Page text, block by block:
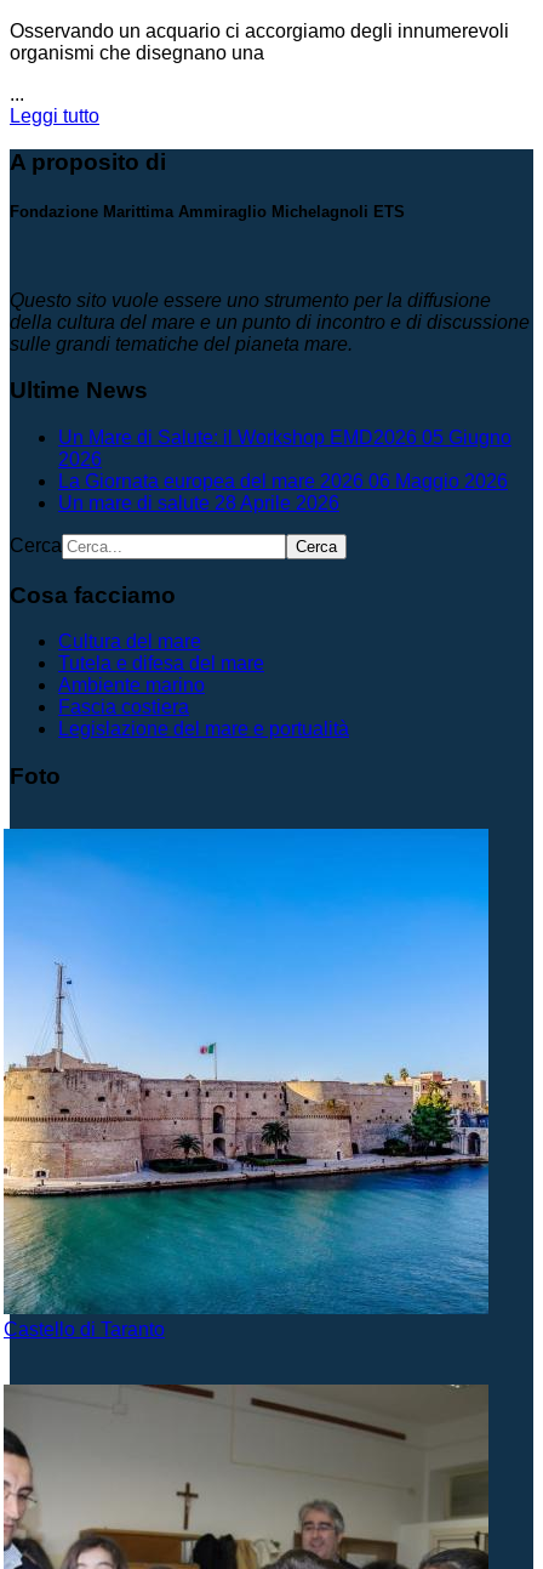
Osservando un acquario ci accorgiamo degli innumerevoli
organismi che disegnano una
...
Leggi tutto
A proposito di
Fondazione Marittima Ammiraglio Michelagnoli ETS
Questo sito vuole essere uno strumento per la diffusione
della cultura del mare e un punto di incontro e di discussione
sulle grandi tematiche del pianeta mare.
Ultime News
Un Mare di Salute: il Workshop EMD2026 05 Giugno
2026
La Giornata europea del mare 2026 06 Maggio 2026
Un mare di salute 28 Aprile 2026
Cerca Cerca
Cosa facciamo
Cultura del mare
Tutela e difesa del mare
Ambiente marino
Fascia costiera
Legislazione del mare e portualità
Foto
Castello di Taranto